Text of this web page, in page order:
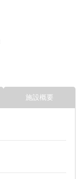
施設概要